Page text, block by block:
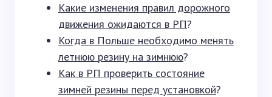
Какие изменения правил дорожного
движения ожидаются в РП?
Когда в Польше необходимо менять
летнюю резину на зимнюю?
Как в РП проверить состояние
зимней резины перед установкой?